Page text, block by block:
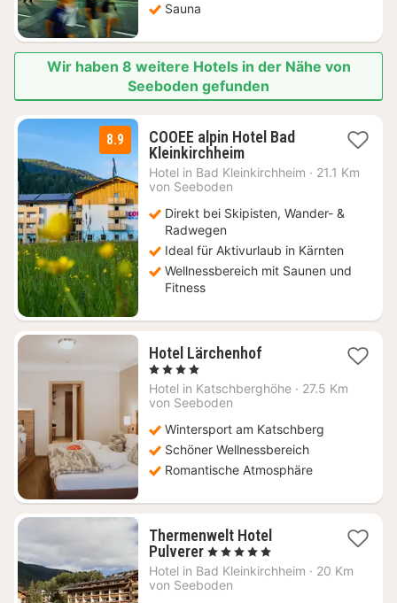
Sauna
Wir haben 8 weitere Hotels in der Nähe von
Seeboden gefunden
8.9
COOEE alpin Hotel Bad
Kleinkirchheim1
Nacht
€
Hotel in Bad Kleinkirchheim · 21.1 Km
von Seeboden
Direkt bei Skipisten, Wander- &
Radwegen
Ideal für Aktivurlaub in Kärnten
Wellnessbereich mit Saunen und
Fitness
Hotel Lärchenhof1
ab
279
, 4 Sterne
Hotel in Katschberghöhe · 27.5 Km
von Seeboden
Wintersport am Katschberg
Schöner Wellnessbereich
Romantische Atmosphäre
Thermenwelt Hotel
Pulverer1
Nacht
ab
, 5 Sterne
Hotel in Bad Kleinkirchheim · 20 Km
von Seeboden